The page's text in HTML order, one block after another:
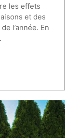
les effets
et des
l’année. En